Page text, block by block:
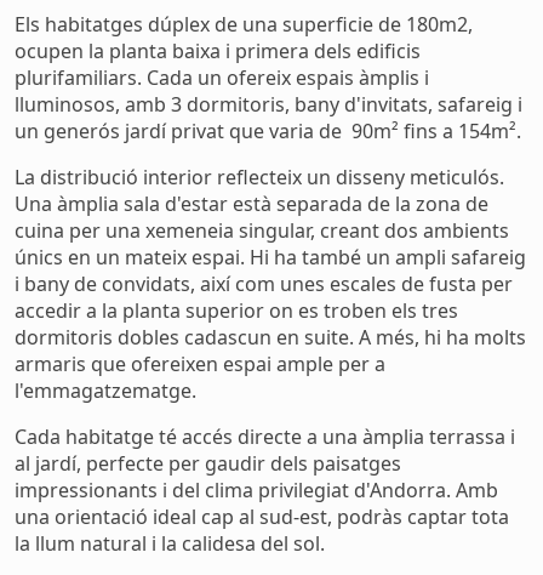
Els habitatges dúplex de una superficie de 180m2,
ocupen la planta baixa i primera dels edificis
plurifamiliars. Cada un ofereix espais àmplis i
lluminosos, amb 3 dormitoris, bany d'invitats, safareig i
un generós jardí privat que varia de 90m² fins a 154m².
La distribució interior reflecteix un disseny meticulós.
Una àmplia sala d'estar està separada de la zona de
cuina per una xemeneia singular, creant dos ambients
únics en un mateix espai. Hi ha també un ampli safareig
i bany de convidats, així com unes escales de fusta per
accedir a la planta superior on es troben els tres
dormitoris dobles cadascun en suite. A més, hi ha molts
armaris que ofereixen espai ample per a
l'emmagatzematge.
Cada habitatge té accés directe a una àmplia terrassa i
al jardí, perfecte per gaudir dels paisatges
impressionants i del clima privilegiat d'Andorra. Amb
una orientació ideal cap al sud-est, podràs captar tota
la llum natural i la calidesa del sol.